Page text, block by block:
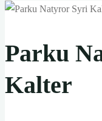
Parku
Kalter